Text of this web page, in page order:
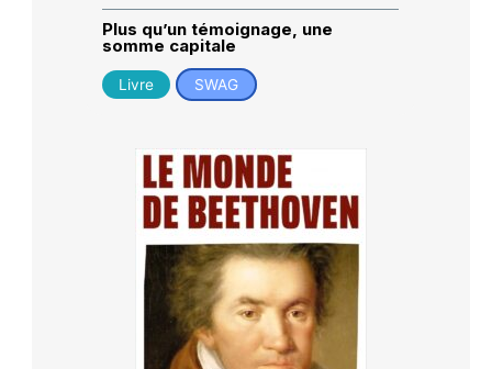
Plus qu’un témoignage, une
somme capitale
Livre SWAG